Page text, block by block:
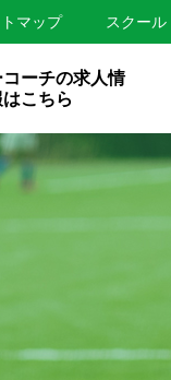
マップ スクー
ーチの求人情
はこちら